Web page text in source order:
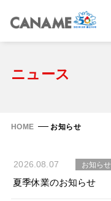
横葺き屋根
屋根の改修
ニュース
HOME お知らせ
2026.08.07 お知らせ
夏季休業のお知らせ